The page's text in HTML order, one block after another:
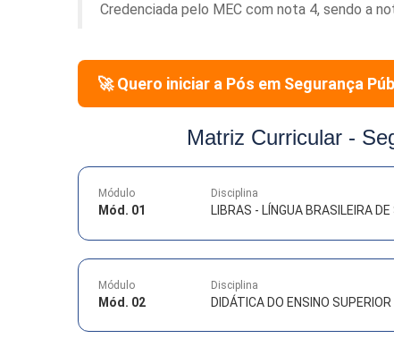
Credenciada pelo MEC com nota 4, sendo a
🚀 Quero iniciar a Pós em Segurança
Matriz Curricular -
Módulo
Mód. 01
Disciplina
LIBRAS - LÍNGUA BRASILEIRA DE
Módulo
Mód. 02
Disciplina
DIDÁTICA DO ENSINO SUPERIOR